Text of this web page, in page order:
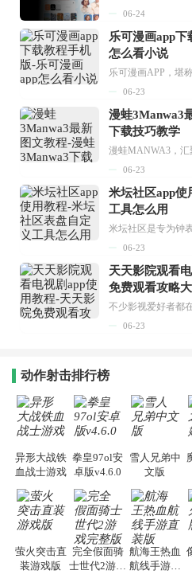
06-24
乐可漫画app下
怎么看小说
06-23
漫蛙3Manwa3
下载技巧教学
06-23
米坛社区app使
工具怎么用
06-23
天天影院观看
免费观看攻略
06-23
动作射击排行榜
异形大战铁
血战士游戏
拳皇97ol安
卓版v4.6.0
雪人兄弟中
文版
萤火突击直
装游戏版
完全假面骑
士世代2游戏
航海王热血
航线手游直